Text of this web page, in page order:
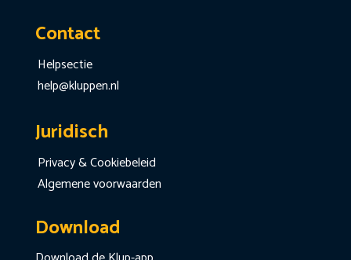
Contact
Helpsectie
help@kluppen.nl
Juridisch
Privacy & Cookiebeleid
Algemene voorwaarden
Download